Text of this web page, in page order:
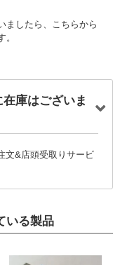
ましたら、こちらから
庫はございま
文&店頭受取りサービ
いる製品